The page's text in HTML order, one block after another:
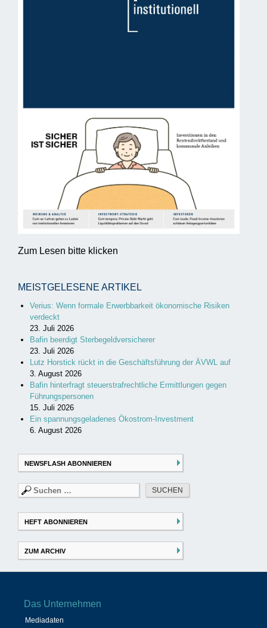
Zum Lesen bitte klicken
MEISTGELESENE ARTIKEL
Verius: Wenn formale Erwerbbarkeit ökonomische Risiken
verdeckt
23. Juli 2026
Bafin beerdigt Sterbegeldversicherer
23. Juli 2026
Lutz Horstick rückt in die Geschäftsführung der ÄVWL auf
3. August 2026
Bafin hinterfragt steuerstrafrechtliche Ermittlungen gegen
Führungspersonen
15. Juli 2026
Ein spannungsgeladenes Ökostrom-Investment
6. August 2026
NEWSFLASH ABONNIEREN
Suchen
nach:
HEFT ABONNIEREN
ZUM ARCHIV
Das Unternehmen
Mediadaten